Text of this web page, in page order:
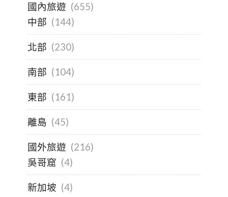
國內旅遊 (655)
中部 (144)
北部 (230)
南部 (104)
東部 (161)
離島 (45)
國外旅遊 (216)
吳哥窟 (4)
新加坡 (4)